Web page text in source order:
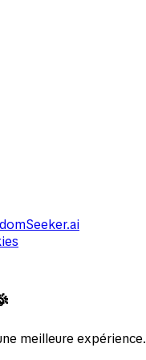
Cookies
meilleure expérience.